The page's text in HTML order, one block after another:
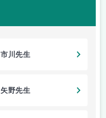
市川先生
矢野先生